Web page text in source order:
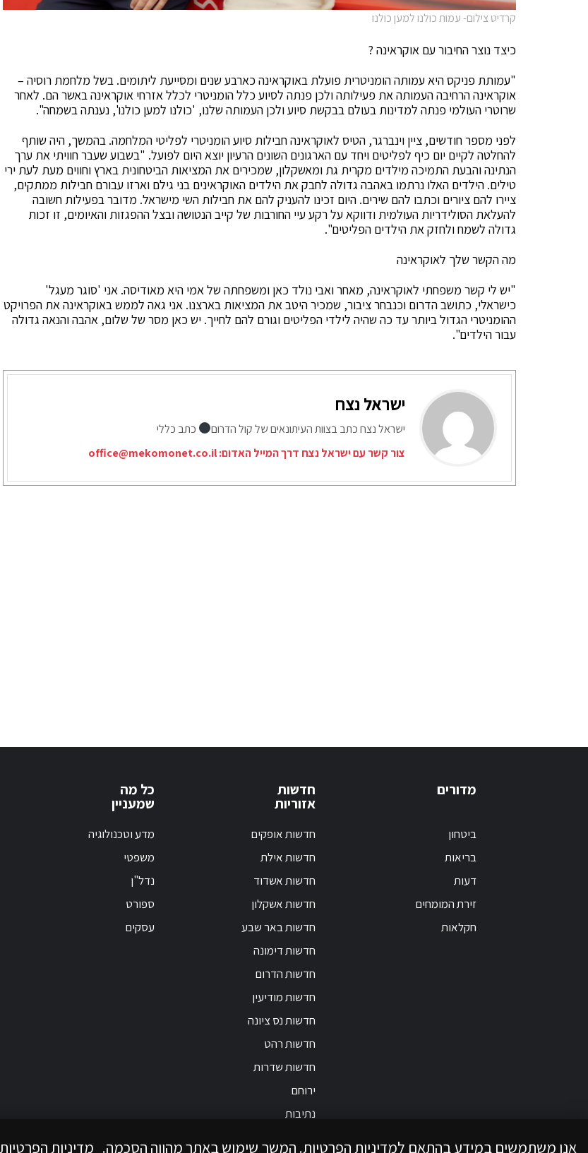
קרדיט צילום- עמות כולנו למען כולנו
כיצד נוצר החיבור עם אוקראינה ?
"עמותת פניקס היא עמותה הומניטרית פועלת באוקראינה כארבע שנים ומסייעת ליתומים. בשל מלחמת רוסיה –
אוקראינה הרחיבה העמותה את פעילותה ולכן פנתה לסיוע כלל הומניטרי לכלל אזרחי אוקראינה באשר הם. לאחר
שרוטרי העולמי פנתה למדינות בעולם בבקשת סיוע ולכן העמותה שלנו, 'כולנו למען כולנו', נענתה בשמחה".
לפני מספר חודשים, ציין וינברגר, הטיס לאוקראינה חבילות סיוע הומניטרי לפליטי המלחמה. בהמשך, היה שותף
להחלטה לקיים יום כיף לפליטים ויחד עם הארגונים השונים הרעיון יוצא היום לפועל. "בשבוע שעבר חוויתי את ערך
הנתינה והבעת התמיכה מילדים מקרית גת ומאשקלון, שמכירים את המציאות הביטחונית בארץ וחווים מעת לעת ירי
טילים. הילדים האלו נרתמו באהבה גדולה לחבק את הילדים האוקראינים בני גילם וארזו עבורם חבילות ממתקים,
ציירו להם ציורים וכתבו להם שירים. היום זכינו להעניק להם את חבילות השי מישראל. מדובר בפעילות חשובה
להעלאת הסולידריות העולמית ודווקא על רקע עיי החורבות של קייב הנטושה ובצל ההפגזות והאיומים, זו זכות
גדולה לשמח ולחזק את הילדים הפליטים".
מה הקשר שלך לאוקראינה
"יש לי קשר משפחתי לאוקראינה, מאחר ואבי נולד כאן ומשפחתה של אמי היא מאודיסה. אני 'סוגר מעגל'
כישראלי, כתושב הדרום וכנבחר ציבור, שמכיר היטב את המציאות בארצנו. אני גאה לממש באוקראינה את הפרויקט
ההומניטרי הגדול ביותר עד כה שהיה לילדי הפליטים וגורם להם לחייך. יש כאן מסר של שלום, אהבה והנאה גדולה
עבור הילדים".
ישראל נצח
ישראל נצח כתב בצוות העיתונאים של קול הדרום
כתב כללי
צור קשר עם ישראל נצח דרך המייל האדום:office@mekomonet.co.il
מדורים
ביטחון
בריאות
דעות
זירת המומחים
חקלאות
חדשות
אזוריות
חדשות אופקים
חדשות אילת
חדשות אשדוד
חדשות אשקלון
חדשות באר שבע
חדשות דימונה
חדשות הדרום
חדשות מודיעין
חדשות נס ציונה
חדשות רהט
חדשות שדרות
ירוחם
נתיבות
כל מה
שמעניין
מדע וטכנולוגיה
משפטי
נדל"ן
ספורט
עסקים
אנו משתמשים במידע בהתאם למדיניות הפרטיות. המשך שימוש באתר מהווה הסכמה. מדיניות הפרטיות